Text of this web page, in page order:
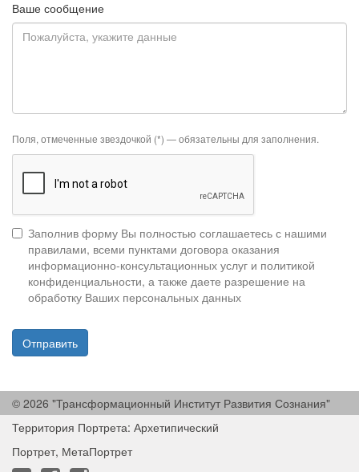
Ваше сообщение
Поля, отмеченные звездочкой (*) — обязательны для заполнения.
Заполнив форму Вы полностью соглашаетесь с нашими
правилами, всеми пунктами договора оказания
информационно-консультационных услуг и политикой
конфиденциальности, а также даете разрешение на
обработку Ваших персональных данных
Отправить
© 2026 "Трансформационный Институт Развития Сознания"
Территория Портрета: Архетипический
Портрет, МетаПортрет